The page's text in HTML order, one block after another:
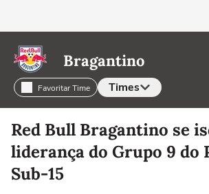
Bragantino
Favoritar Time Times
Selecione o time para ver as notícias
Red Bull Bragantino se
liderança do Grupo 9 do
Sub-15